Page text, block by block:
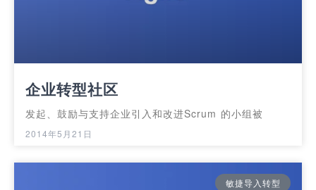
企业转型社区
发起、鼓励与支持企业引入和改进Scrum 的小组被
2014年5月21日
敏捷导入转型